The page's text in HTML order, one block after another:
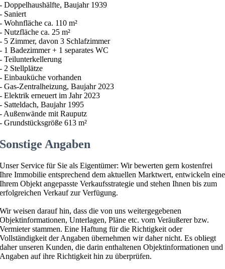
- Doppelhaushälfte, Baujahr 1939
- Saniert
- Wohnfläche ca. 110 m²
- Nutzfläche ca. 25 m²
- 5 Zimmer, davon 3 Schlafzimmer
- 1 Badezimmer + 1 separates WC
- Teilunterkellerung
- 2 Stellplätze
- Einbauküche vorhanden
- Gas-Zentralheizung, Baujahr 2023
- Elektrik erneuert im Jahr 2023
- Satteldach, Baujahr 1995
- Außenwände mit Rauputz
- Grundstücksgröße 613 m²
Sonstige Angaben
Unser Service für Sie als Eigentümer: Wir bewerten gern kostenfrei
Ihre Immobilie entsprechend dem aktuellen Marktwert, entwickeln eine
Ihrem Objekt angepasste Verkaufsstrategie und stehen Ihnen bis zum
erfolgreichen Verkauf zur Verfügung.
Wir weisen darauf hin, dass die von uns weitergegebenen
Objektinformationen, Unterlagen, Pläne etc. vom Veräußerer bzw.
Vermieter stammen. Eine Haftung für die Richtigkeit oder
Vollständigkeit der Angaben übernehmen wir daher nicht. Es obliegt
daher unseren Kunden, die darin enthaltenen Objektinformationen und
Angaben auf ihre Richtigkeit hin zu überprüfen.